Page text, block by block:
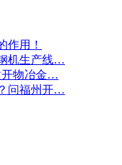
作用！
机生产线…
开物冶金…
问福州开…